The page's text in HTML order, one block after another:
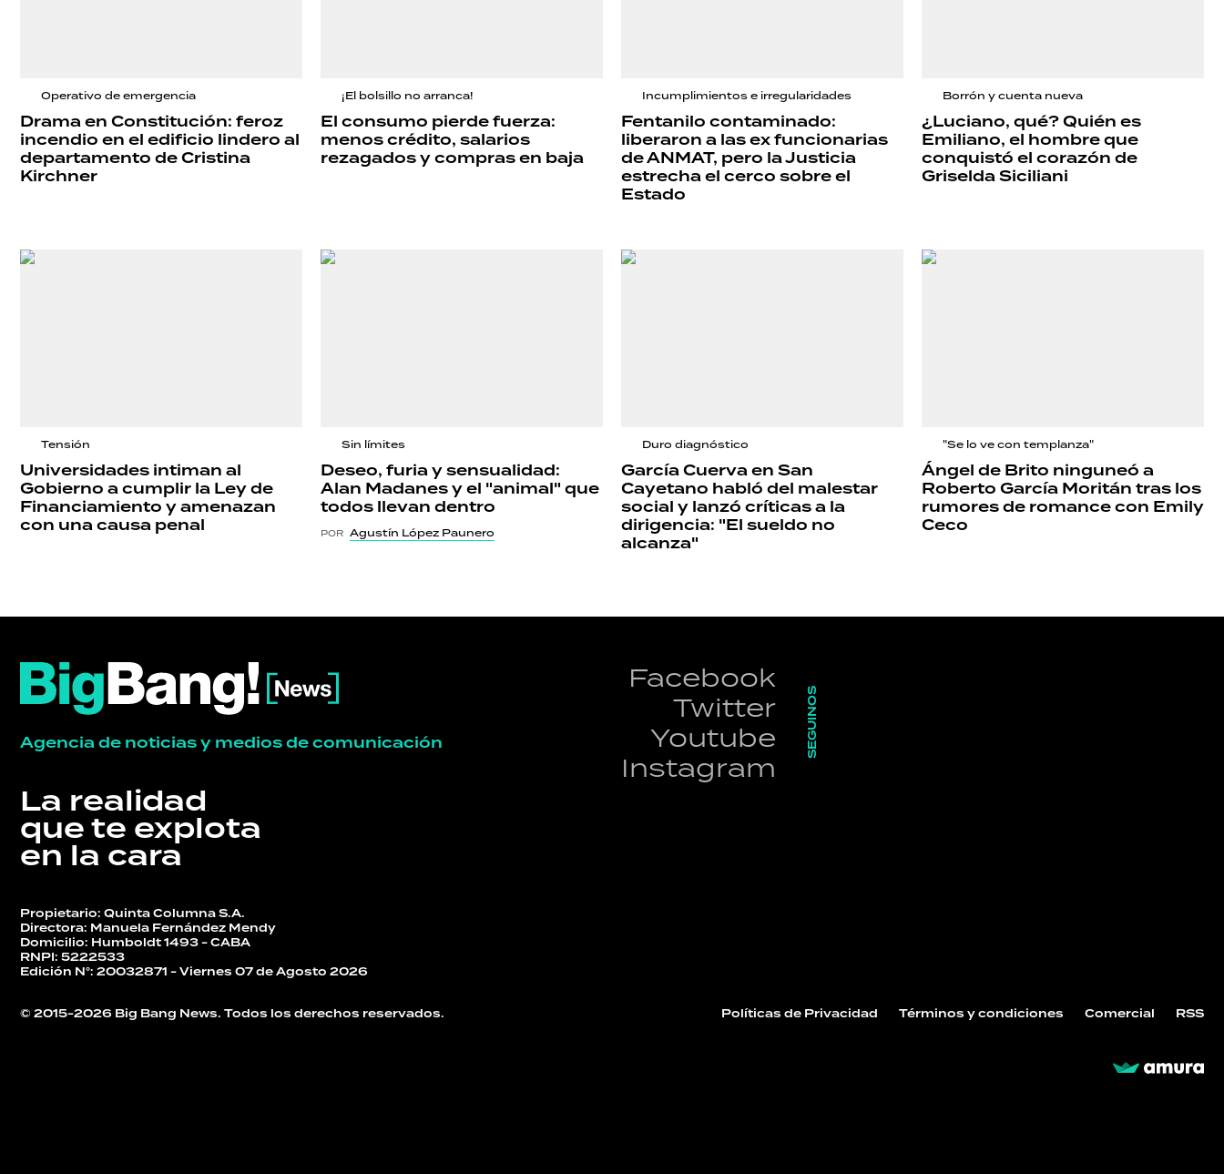
Operativo de emergencia
Drama en Constitución: feroz
incendio en el edificio lindero al
departamento de Cristina
Kirchner
¡El bolsillo no arranca!
El consumo pierde fuerza:
menos crédito, salarios
rezagados y compras en baja
Incumplimientos e irregularidades
Fentanilo contaminado:
liberaron a las ex funcionarias
de ANMAT, pero la Justicia
estrecha el cerco sobre el
Estado
Borrón y cuenta nueva
¿Luciano, qué? Quién es
Emiliano, el hombre que
conquistó el corazón de
Griselda Siciliani
Tensión
Universidades intiman al
Gobierno a cumplir la Ley de
Financiamiento y amenazan
con una causa penal
Sin límites
Deseo, furia y sensualidad:
Alan Madanes y el "animal" que
todos llevan dentro
POR Agustín López Paunero
Duro diagnóstico
García Cuerva en San
Cayetano habló del malestar
social y lanzó críticas a la
dirigencia: "El sueldo no
alcanza"
"Se lo ve con templanza"
Ángel de Brito ninguneó a
Roberto García Moritán tras los
rumores de romance con Emily
Ceco
Agencia de noticias y medios de comunicación
La realidad
que te explota
en la cara
Facebook
Twitter
Youtube
Instagram
SEGUINOS
Propietario: Quinta Columna S.A.
Directora: Manuela Fernández Mendy
Domicilio: Humboldt 1493 - CABA
RNPI: 5222533
Edición N°: 20032871 - Viernes 07 de Agosto 2026
© 2015-2026 Big Bang News. Todos los derechos reservados. Políticas de Privacidad Términos y condiciones Comercial RSS